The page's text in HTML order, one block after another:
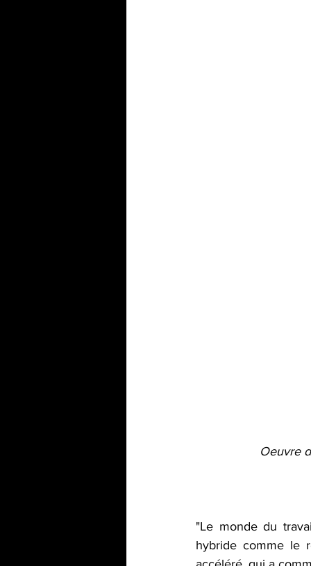
Oeuvre
"Le monde du
hybride comme le